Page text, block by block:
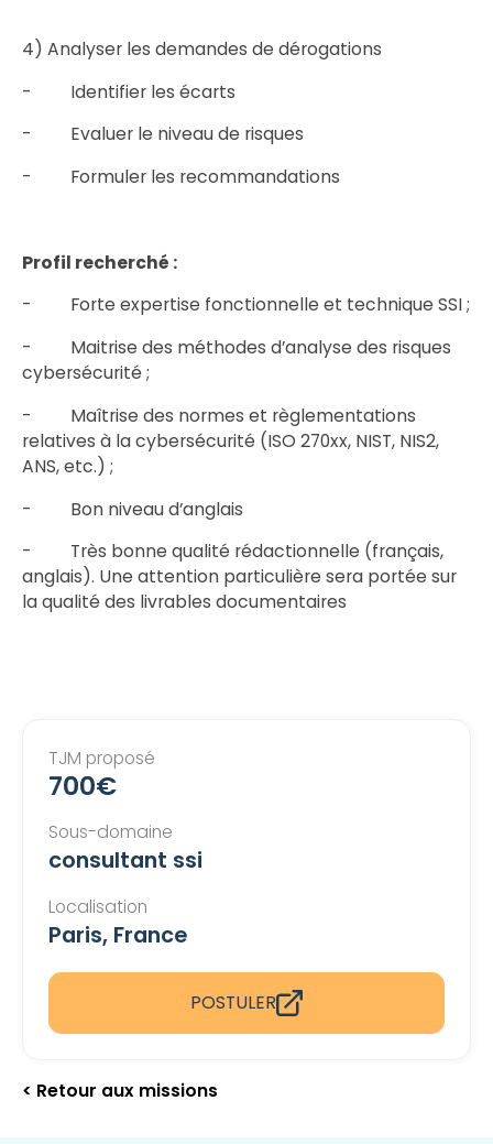
4) Analyser les demandes de dérogations
- Identifier les écarts
- Evaluer le niveau de risques
- Formuler les recommandations
Profil recherché :
- Forte expertise fonctionnelle et technique SSI ;
- Maitrise des méthodes d’analyse des risques
cybersécurité ;
- Maîtrise des normes et règlementations
relatives à la cybersécurité (ISO 270xx, NIST, NIS2,
ANS, etc.) ;
- Bon niveau d’anglais
- Très bonne qualité rédactionnelle (français,
anglais). Une attention particulière sera portée sur
la qualité des livrables documentaires
TJM proposé
700€
Sous-domaine
consultant ssi
Localisation
Paris, France
POSTULER
< Retour aux missions